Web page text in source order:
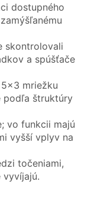
dostupného
skontrolovali
a spúšťače
mriežku
podľa štruktúry
vo funkcii majú
vyšší vplyv na
točeniami,
vyvíjajú.